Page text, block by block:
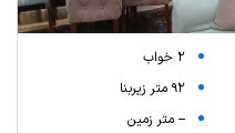
2 خواب
92 متر زیربنا
-- متر زمین